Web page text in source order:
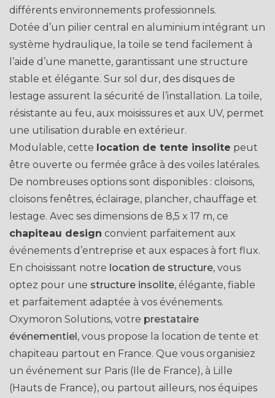
différents environnements professionnels.
Dotée d’un pilier central en aluminium intégrant un
système hydraulique, la toile se tend facilement à
l’aide d’une manette, garantissant une structure
stable et élégante. Sur sol dur, des disques de
lestage assurent la sécurité de l’installation. La toile,
résistante au feu, aux moisissures et aux UV, permet
une utilisation durable en extérieur.
Modulable, cette location de tente insolite peut
être ouverte ou fermée grâce à des voiles latérales.
De nombreuses options sont disponibles : cloisons,
cloisons fenêtres, éclairage, plancher, chauffage et
lestage. Avec ses dimensions de 8,5 x 17 m, ce
chapiteau design convient parfaitement aux
événements d’entreprise et aux espaces à fort flux.
En choisissant notre location de structure, vous
optez pour une structure insolite, élégante, fiable
et parfaitement adaptée à vos événements.
Oxymoron Solutions, votre prestataire
événementiel , vous propose la location de tente et
chapiteau partout en France. Que vous organisiez
un événement sur Paris (Ile de France), à Lille
(Hauts de France), ou partout ailleurs, nos équipes